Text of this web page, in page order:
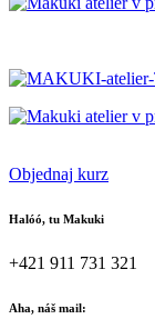
Objednaj kurz
Halóó, tu Makuki
+421 911 731 321
Aha, náš mail: